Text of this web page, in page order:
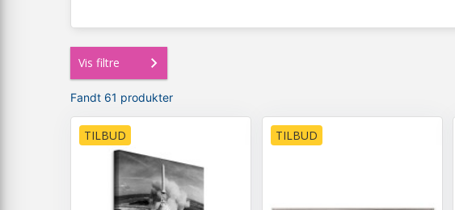
Vis filtre
Fandt 61 produkter
TILBUD TILBUD